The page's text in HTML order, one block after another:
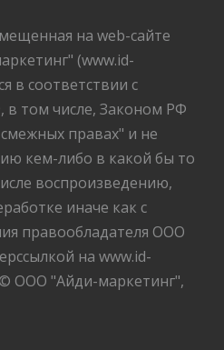
на web-сайте
(www.id-
в соответствии с
в том числе, Законом РФ
правах" и не
кем-либо в какой бы то
воспроизведению,
иначе как с
правообладателя ООО
на www.id-
ООО "Айди-маркетинг",